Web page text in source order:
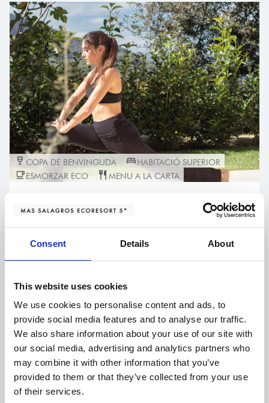
Consent Details About
This website uses cookies
We use cookies to personalise content and ads, to
provide social media features and to analyse our traffic.
We also share information about your use of our site with
our social media, advertising and analytics partners who
may combine it with other information that you’ve
provided to them or that they’ve collected from your use
of their services.
COPA DE BENVINGUDA HABITACIÓ SUPERIOR
ESMORZAR ECO MENU A LA CARTA
Aquest
producte
Les
opcions
es
poden
triarCOPA DE BENVINGUDA